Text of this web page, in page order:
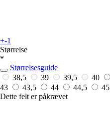
+-1
Størrelse
*
Størrelsesguide
38,5
39 39,5 40
43
43,5 44 44,5 45
Dette felt er påkrævet